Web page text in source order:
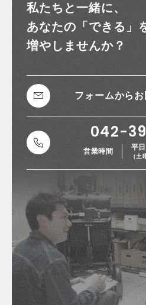
私たちと一緒に、
あなたの 「できる」
増やしませんか？
フォームから
042-
営業時間
平
（土